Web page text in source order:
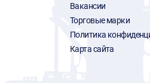
Вакансии
Торговые марки
Политика
Карта сайта